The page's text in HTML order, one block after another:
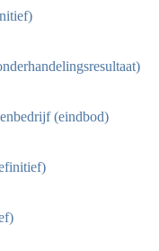
(eindbod)